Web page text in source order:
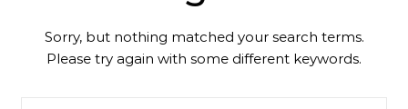
Sorry, but nothing matched your search terms.
Please try again with some different keywords.